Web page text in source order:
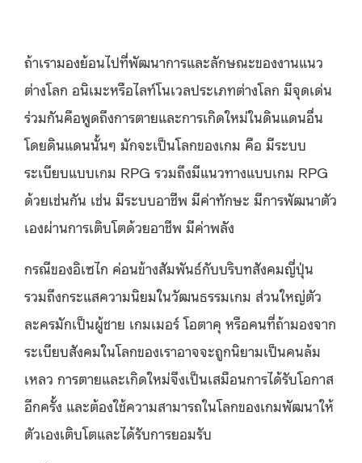
ถ้าเรามองย้อนไปที่พัฒนาการและลักษณะของงานแนว
ต่างโลก อนิเมะหรือไลท์โนเวลประเภทต่างโลก มีจุดเด่น
ร่วมกันคือพูดถึงการตายและการเกิดใหม่ในดินแดนอื่น
โดยดินแดนนั้นๆ มักจะเป็นโลกของเกม คือ มีระบบ
ระเบียบแบบเกม RPG รวมถึงมีแนวทางแบบเกม RPG
ด้วยเช่นกัน เช่น มีระบบอาชีพ มีค่าทักษะ มีการพัฒนาตัว
เองผ่านการเติบโตด้วยอาชีพ มีค่าพลัง
กรณีของอิเซไก ค่อนข้างสัมพันธ์กับบริบทสังคมญี่ปุ่น
รวมถึงกระแสความนิยมในวัฒนธรรมเกม ส่วนใหญ่ตัว
ละครมักเป็นผู้ชาย เกมเมอร์ โอตาคุ หรือคนที่ถ้ามองจาก
ระเบียบสังคมในโลกของเราอาจจะถูกนิยามเป็นคนล้ม
เหลว การตายและเกิดใหม่จึงเป็นเสมือนการได้รับโอกาส
อีกครั้ง และต้องใช้ความสามารถในโลกของเกมพัฒนาให้
ตัวเองเติบโตและได้รับการยอมรับ